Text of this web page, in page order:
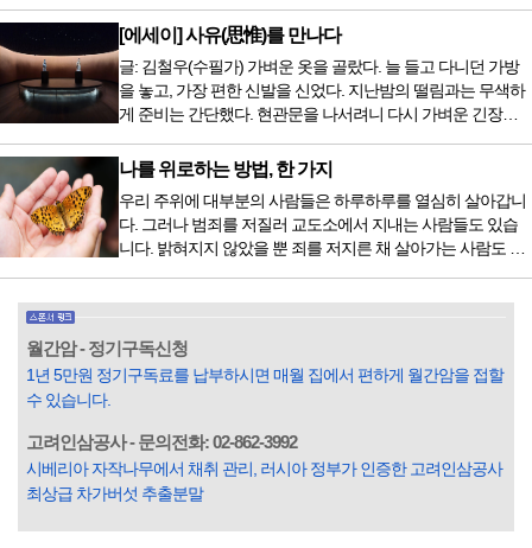
는 없지만 치료...
저녁을 습관적으로 음식을 섭취한다. 게다가 밤늦은 시간까지
음식을 먹거나, 아침에 식욕이 없는데도 ‘아침을 먹어야 하루
가 활기차다’라는 이야기에 사로잡혀 억지로 먹는 경우가 많
다. 식욕이 없다는 느낌은 본능이 보내는 신호다. 즉 먹어도 소
화할 힘이 없다거나 더 이상 먹으면 혈액 안에 잉여물...
[에세이] 사유(思惟)를 만나다
글: 김철우(수필가) 가벼운 옷을 골랐다. 늘 들고 다니던 가방
을 놓고, 가장 편한 신발을 신었다. 지난밤의 떨림과는 무색하
게 준비는 간단했다. 현관문을 나서려니 다시 가벼운 긴장감
막이 열리기 전. 그 특유의 무대 냄새를 맡았을 때의 긴장감 같
은 것이었다. 두 금동 미륵 반가사유상을 만나러 가는 길은 그
렇게 시작됐다. 두 반가사유상을 알게 된 것은 몇 해 전이었다.
잡지의 발행인으로 독자에게 선보일 좋은 콘텐츠를 고민하던
중 우리 문화재를 하나씩 소개하고자...
나를 위로하는 방법, 한 가지
우리 주위에 대부분의 사람들은 하루하루를 열심히 살아갑니
다. 그러나 범죄를 저질러 교도소에서 지내는 사람들도 있습
니다. 밝혀지지 않았을 뿐 죄를 저지른 채 살아가는 사람도 있
입힌다는 것입니다. 미꾸라지 한 마리가 시냇물을 흐린다는
옛말이 그저 허투루 생기지는 않은 듯합니다. 대부분의 사람
들은 열심히 살아갑니다. 그렇다고 97%의 사람들이 모두 착
월간암 - 정기구독신청
1년 5만원 정기구독료를 납부하시면 매월 집에서 편하게 월간암을 접할
수 있습니다.
고려인삼공사 - 문의전화: 02-862-3992
시베리아 자작나무에서 채취 관리, 러시아 정부가 인증한 고려인삼공사
최상급 차가버섯 추출분말